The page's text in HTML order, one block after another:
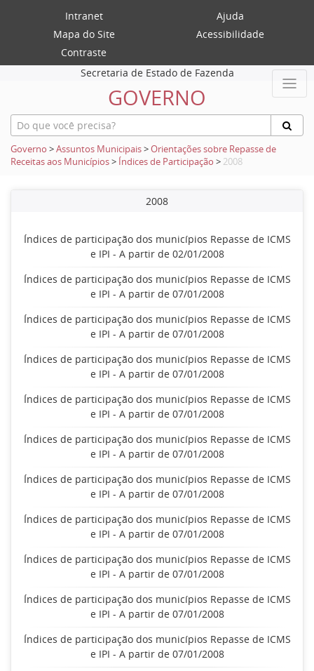
Intranet
Ajuda
Mapa do Site
Acessibilidade
Contraste
Secretaria de Estado de Fazenda
GOVERNO
Governo >Assuntos Municipais>Orientações sobre Repasse de
Receitas aos Municípios> Índices de Participação > 2008
2008
Índices de participação dos municípios Repasse de ICMS
e IPI - A partir de 02/01/2008
Índices de participação dos municípios Repasse de ICMS
e IPI - A partir de 07/01/2008
Índices de participação dos municípios Repasse de ICMS
e IPI - A partir de 07/01/2008
Índices de participação dos municípios Repasse de ICMS
e IPI - A partir de 07/01/2008
Índices de participação dos municípios Repasse de ICMS
e IPI - A partir de 07/01/2008
Índices de participação dos municípios Repasse de ICMS
e IPI - A partir de 07/01/2008
Índices de participação dos municípios Repasse de ICMS
e IPI - A partir de 07/01/2008
Índices de participação dos municípios Repasse de ICMS
e IPI - A partir de 07/01/2008
Índices de participação dos municípios Repasse de ICMS
e IPI - A partir de 07/01/2008
Índices de participação dos municípios Repasse de ICMS
e IPI - A partir de 07/01/2008
Índices de participação dos municípios Repasse de ICMS
e IPI - A partir de 07/01/2008